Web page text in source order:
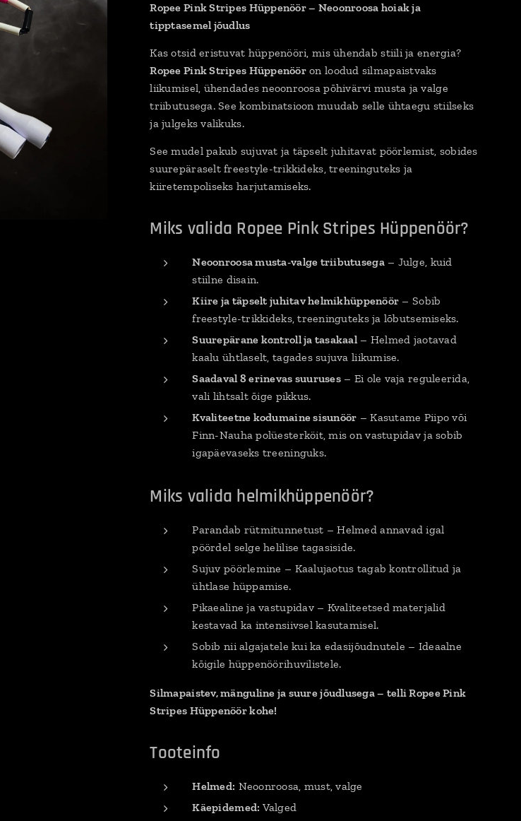
Ropee Pink Stripes Hüppenöör – Neoonroosa hoiak ja
tipptasemel jõudlus
Kas otsid eristuvat hüppenööri, mis ühendab stiili ja energia?
Ropee Pink Stripes Hüppenööron loodud silmapaistvaks
liikumisel, ühendades neoonroosa põhivärvi musta ja valge
triibutusega. See kombinatsioon muudab selle ühtaegu stiilseks
ja julgeks valikuks.
See mudel pakub sujuvat ja täpselt juhitavat pöörlemist, sobides
suurepäraselt freestyle-trikkideks, treeninguteks ja
kiiretempoliseks harjutamiseks.
Miks valida Ropee Pink Stripes Hüppenöör?
Neoonroosa musta-valge triibutusega– Julge, kuid
stiilne disain.
Kiire ja täpselt juhitav helmikhüppenöör – Sobib
freestyle-trikkideks, treeninguteks ja lõbutsemiseks.
Suurepärane kontroll ja tasakaal– Helmed jaotavad
kaalu ühtlaselt, tagades sujuva liikumise.
Saadaval 8 erinevas suuruses– Ei ole vaja reguleerida,
vali lihtsalt õige pikkus.
Kvaliteetne kodumaine sisunöör – Kasutame Piipo või
Finn-Nauha polüesterköit, mis on vastupidav ja sobib
igapäevaseks treeninguks.
Miks valida helmikhüppenöör?
Parandab rütmitunnetust – Helmed annavad igal
pöördel selge helilise tagasiside.
Sujuv pöörlemine – Kaalujaotus tagab kontrollitud ja
ühtlase hüppamise.
Pikaealine ja vastupidav – Kvaliteetsed materjalid
kestavad ka intensiivsel kasutamisel.
Sobib nii algajatele kui ka edasijõudnutele – Ideaalne
kõigile hüppenöörihuvilistele.
Silmapaistev, mänguline ja suure jõudlusega – telli Ropee Pink
Stripes Hüppenöör kohe!
Tooteinfo
Helmed: Neoonroosa, must, valge
Käepidemed: Valged